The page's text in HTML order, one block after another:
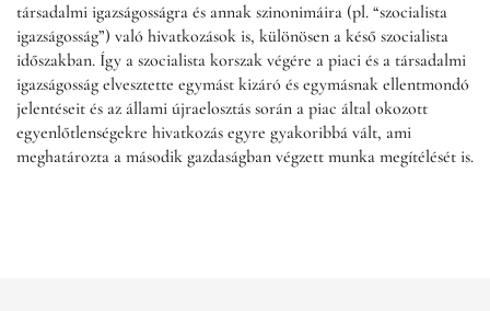
társadalmi igazságosságra és annak szinonimáira (pl. “szocialista
igazságosság”) való hivatkozások is, különösen a késő szocialista
időszakban. Így a szocialista korszak végére a piaci és a társadalmi
igazságosság elvesztette egymást kizáró és egymásnak ellentmondó
jelentéseit és az állami újraelosztás során a piac által okozott
egyenlőtlenségekre hivatkozás egyre gyakoribbá vált, ami
meghatározta a második gazdaságban végzett munka megítélését is.